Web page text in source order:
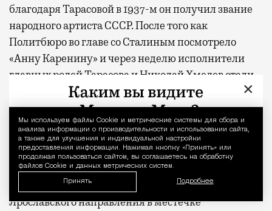
Уведомление
Мы используем файлы Сookie и метрические системы для сбора и
анализа информации о производительности и использовании сайта,
а также для улучшения и индивидуальной настройки
предоставления информации. Нажимая кнопку «Принять» или
продолжая пользоваться сайтом, вы соглашаетесь на обработку
файлов Cookie и данных метрических систем.
Принять Подробнее
благодаря Тарасовой в 1937-м он получил звание
народного артиста СССР. После того как
Политбюро во главе со Сталиным посмотрело
«Анну Каренину» и через неделю исполнители
главных ролей Тарасова и Николай Хмелев стали
народными, а МХАТ СССР получил орден Ленина,
к наградному списку добавили и Добронравова:
Сталин ценил этого артиста.
Летом выезжали на дачу, построенную на гонорар
за фильм «Петербургская ночь» по Достоевскому
(1934). Дача была на Монинской ветке
Ярославского направления в местечке
×